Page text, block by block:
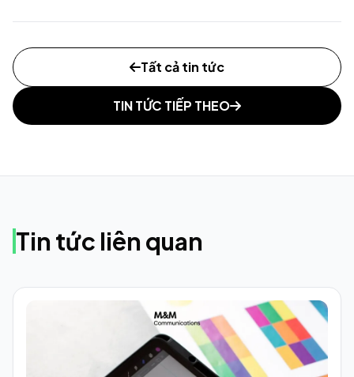
Tất cả tin tức
TIN TỨC TIẾP THEO
Tin tức liên quan